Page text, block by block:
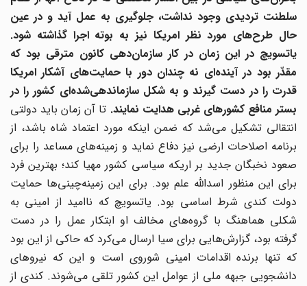
سلطنت تردیدی وجود نداشت، جلوگیری به عمل آید و در عین
حال طرح‌های مورد نظر امریکا نیز به بوته اجرا گذاشته شود.
یاتسویچ در این زمان در کار سازمان‌دهی کانون مترقی بود که
مقدّر بود در آینده‌ای نه چندان دور با حمایت‌های آشکار امریکا
قدرت را در دست گیرند و به شکل سازماندهی‌شده‌ای کشور را در
بستر منافع کشورهای غربی هدایت نمایند.تا آن زمان باید دولتی
انتقالی تشکیل می‌شد که ضمن اینکه مورد اعتماد شاه باشد، از
برنامه اصلاحات ارضی نیز دفاع نماید و زمینه‌های مساعد را برای
صعود نخبگان جدید بر اریکه سیاسی کشور مهیا کند؛ بهترین فرد
برای این منظور اسدالله علم بود. برای این زمینه‌چینی‌ها حمایت
دولت کندی شرط اساسی بود. یاتسویچ که ناامید از امینی به
شکلی هماهنگ با گروه‌های مخالف او ابتکار عمل را در دست
گرفته بود، گزارش‌هایی برای سیا ارسال می‌کرد که حاکی از این بود
که تنها برنده اقدامات امینی شوروی است و این که نیروهای
دانشجویی جبهه ملی از عوامل این کشور تلقی می‌شوند. کندی از